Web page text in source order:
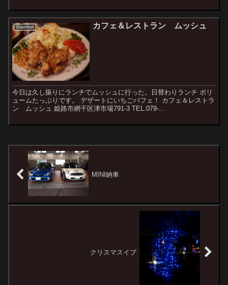
Gourmet カフェ＆レストラン ムッシュ
今日は久し振りにランチでムッシュに行った。日替わりランチ ボリ
ュームたっぷりです。 デザートにいちごパフェ！ カフェ＆レストラ
ン ムッシュ 姫路市網干区津市場791-3 TEL.079-...
MINI納車
クリスマスイブ